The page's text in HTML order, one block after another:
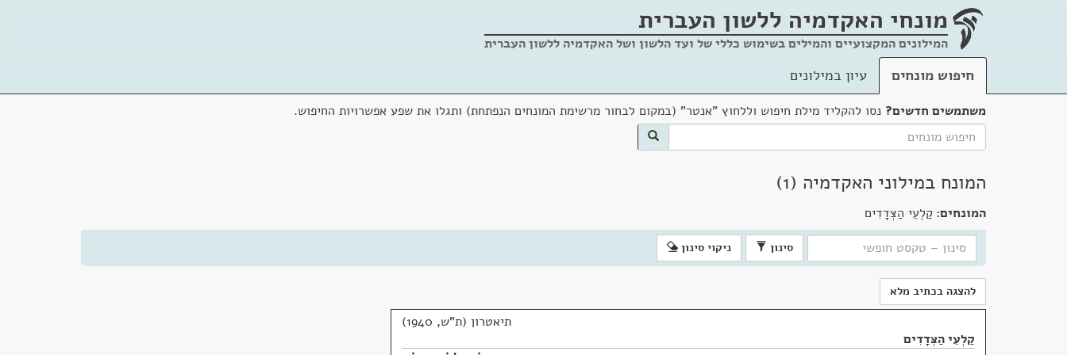
מונחי האקדמיה ללשון העברית
המילונים המקצועיים והמילים בשימוש כללי של ועד הלשון ושל האקדמיה ללשון העברית
חיפוש מונחים עיון במילונים
משתמשים חדשים? נסו להקליד מילת חיפוש וללחוץ "אנטר" (במקום לבחור מרשימת המונחים הנפתחת) ותגלו את שפע אפשרויות החיפוש.
המונח במילוני האקדמיה (1)
המונחים: קַלְעֵי הַצְּדָדִים
סינון ניקוי סינון
להצגה בכתיב מלא
תיאטרון (ת"ש, 1940)
קַלְעֵי הַצְּדָדִים